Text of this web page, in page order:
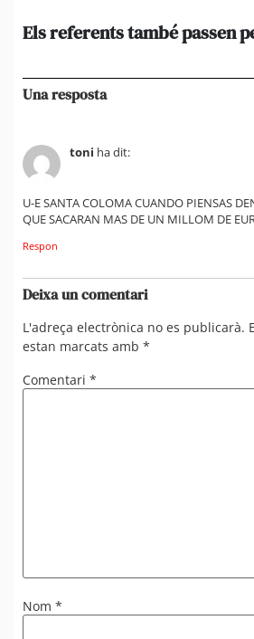
Els referents també passen
Una resposta
toni ha dit:
U-E SANTA COLOMA CUANDO PIENSAS
QUE SACARAN MAS DE UN MILLOM DE
Respon
Deixa un comentari
L'adreça electrònica no es publicarà.
estan marcats amb *
Comentari *
Nom *